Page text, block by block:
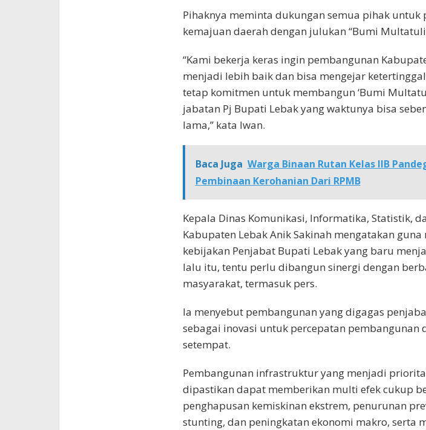
Pihaknya meminta dukungan semua pihak untuk
kemajuan daerah dengan julukan “Bumi
“Kami bekerja keras ingin pembangunan
menjadi lebih baik dan bisa mengejar
tetap komitmen untuk membangun ‘Bumi
jabatan Pj Bupati Lebak yang waktunya bisa
lama,” kata Iwan.
Baca Juga Warga Binaan Rutan Kelas IIB
Pembinaan Kerohanian Dari RPMB
Kepala Dinas Komunikasi, Informatika, Statistik,
Kabupaten Lebak Anik Sakinah mengatakan
kebijakan Penjabat Bupati Lebak yang baru
lalu itu, tentu perlu dibangun sinergi dengan
masyarakat, termasuk pers.
Ia menyebut pembangunan yang digagas
sebagai inovasi untuk percepatan pembangunan
setempat.
Pembangunan infrastruktur yang menjadi
dipastikan dapat memberikan multi efek cukup
penghapusan kemiskinan ekstrem, penurunan
stunting, dan peningkatan ekonomi makro, serta